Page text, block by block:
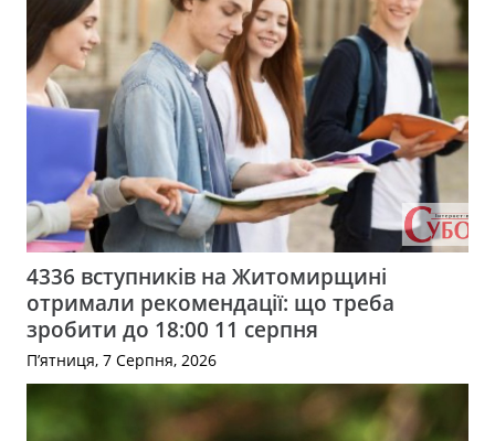
4336 вступників на Житомирщині
отримали рекомендації: що треба
зробити до 18:00 11 серпня
П’ятниця, 7 Серпня, 2026